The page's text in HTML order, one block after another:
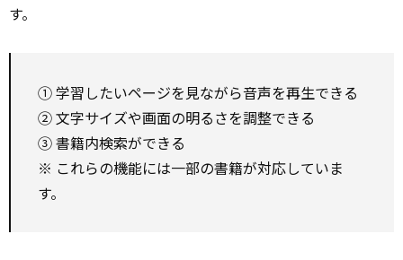
す。
① 学習したいページを見ながら音声を再生できる
② 文字サイズや画面の明るさを調整できる
③ 書籍内検索ができる
※ これらの機能には一部の書籍が対応していま
す。